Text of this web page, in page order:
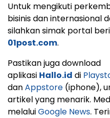
Untuk mengikuti
bisinis dan internasional
silahkan simak portal
01post.com.
Pastikan juga download
aplikasi Hallo.id di
danAppstore (iphone),
artikel yang menarik.
melaluiGoogle News.